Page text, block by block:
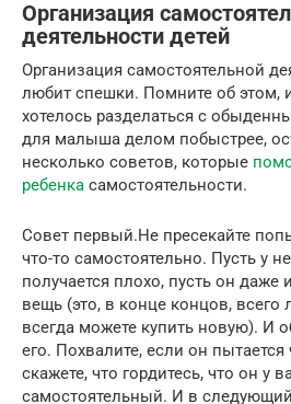
Организация
деятельности детей
Организация самостоятельной
любит спешки. Помните об этом,
хотелось разделаться с
для малыша делом побыстрее,
несколько советов, которые
ребенка самостоятельности.
Совет первый.Не пресекайте
что-то самостоятельно. Пусть у
получается плохо, пусть он даже
вещь (это, в конце концов,
всегда можете купить новую). И
его. Похвалите, если он пытается
скажете, что гордитесь, что он у
самостоятельный. И в